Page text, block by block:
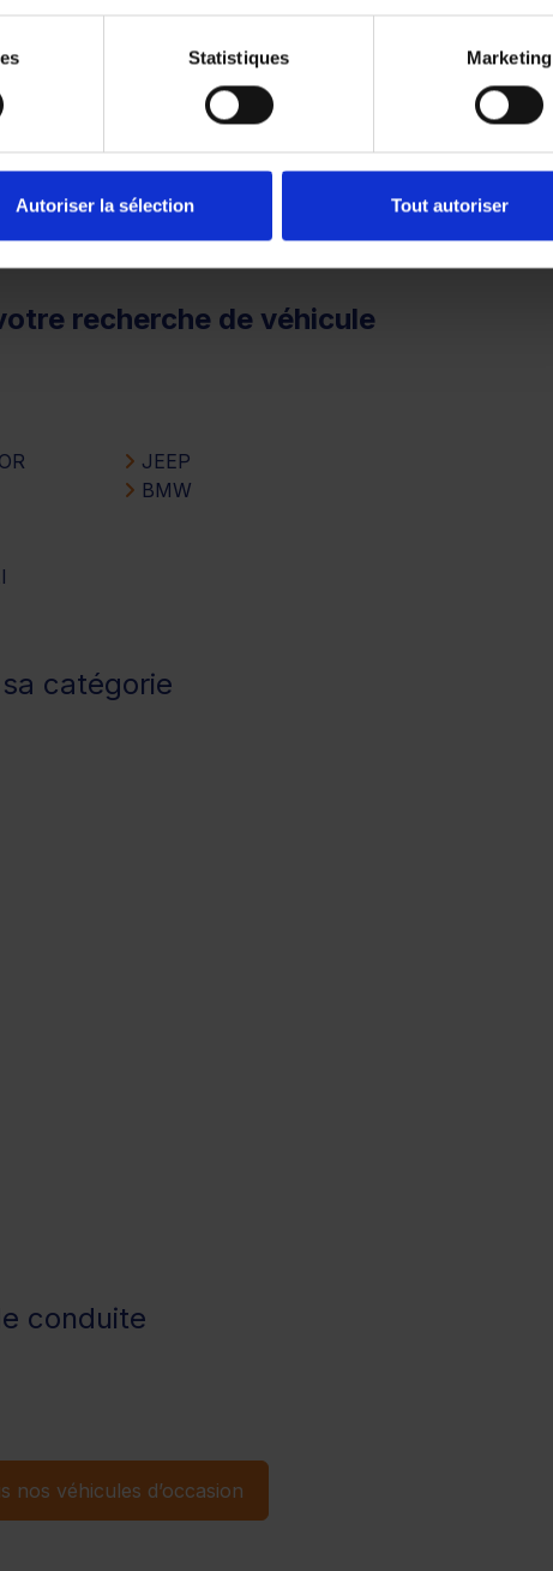
Statistiques Marketing
Autoriser la sélection Tout autoriser
1 2 3
capacités de remboursement avant de vous engager.
recherche de véhicule
JEEP
BMW
catégorie
conduite
nos véhicules d’occasion